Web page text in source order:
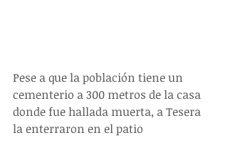
Pese a que la población tiene un
cementerio a 300 metros de la casa
donde fue hallada muerta, a Tesera
la enterraron en el patio